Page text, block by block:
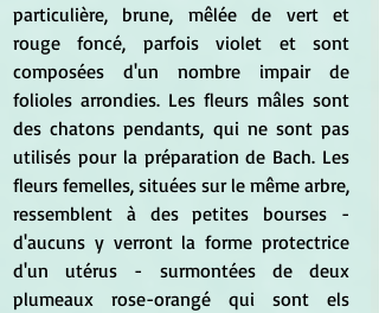
particulière, brune, mêlée de vert et
rouge foncé, parfois violet et sont
composées d'un nombre impair de
folioles arrondies. Les fleurs mâles sont
des chatons pendants, qui ne sont pas
utilisés pour la préparation de Bach. Les
fleurs femelles, situées sur le même arbre,
ressemblent à des petites bourses -
d'aucuns y verront la forme protectrice
d'un utérus - surmontées de deux
plumeaux rose-orangé qui sont els